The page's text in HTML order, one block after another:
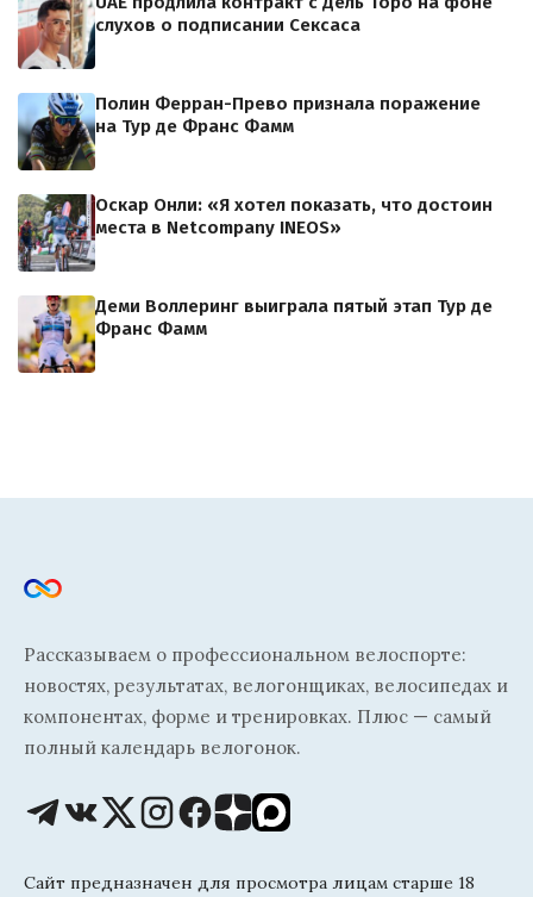
слухов о подписании Сексаса
Полин Ферран-Прево признала поражение
на Тур де Франс Фамм
Оскар Онли: «Я хотел показать, что достоин
места в Netcompany INEOS»
Деми Воллеринг выиграла пятый этап Тур де
Франс Фамм
Рассказываем о профессиональном велоспорте:
новостях, результатах, велогонщиках, велосипедах и
компонентах, форме и тренировках. Плюс — самый
полный календарь велогонок.
Сайт предназначен для просмотра лицам старше 18